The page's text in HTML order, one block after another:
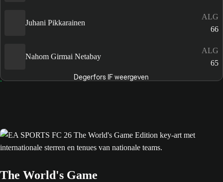
Juhani Pikkarainen
ALG
66
Nahom Girmai Netabay
ALG
65
Degerfors IF weergeven
The World's Game